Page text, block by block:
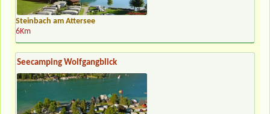
Steinbach am Attersee
6Km
Seecamping Wolfgangblick